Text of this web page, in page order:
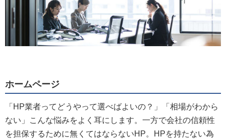
ホームページ
「HP業者ってどうやって選べばよいの？」「相場がわから
ない」こんな悩みをよく耳にします。一方で会社の信頼性
を担保するために無くてはならないHP。HPを持たない為